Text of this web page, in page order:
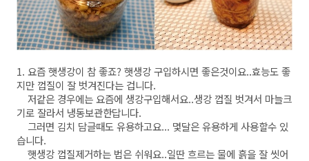
1. 요즘 햇생강이 참 좋죠? 햇생강 구입하시면 좋은것이요..효능도 좋
지만 껍질이 잘 벗겨진다는 겁니다.
저같은 경우에는 요즘에 생강구입해서요..생강 껍질 벗겨서 마늘크
기로 잘라서 냉동보관한답니다.
그러면 김치 담글때도 유용하고요... 몇달은 유용하게 사용할수 있
습니다.
햇생강 껍질제거하는 법은 쉬워요..일딴 흐르는 물에 흙을 잘 씻어